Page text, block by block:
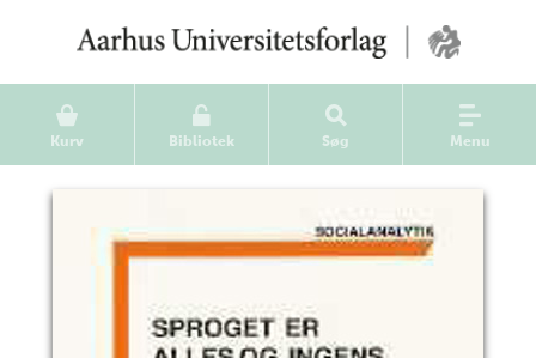
Kurv Bibliotek Søg Menu